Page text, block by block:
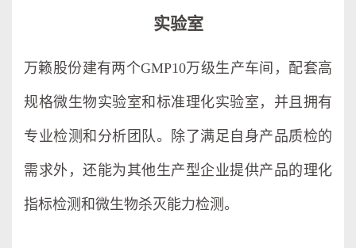
实验室
万籁股份建有两个GMP10万级生产车间，配套高
规格微生物实验室和标准理化实验室，并且拥有
专业检测和分析团队。除了满足自身产品质检的
需求外，还能为其他生产型企业提供产品的理化
指标检测和微生物杀灭能力检测。